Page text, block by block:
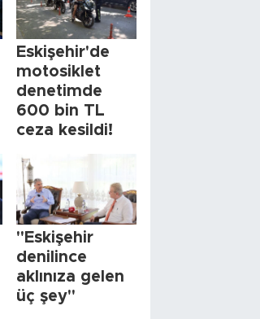
Eskişehir'de
motosiklet
denetimde
600 bin TL
ceza kesildi!
"Eskişehir
denilince
aklınıza gelen
üç şey"